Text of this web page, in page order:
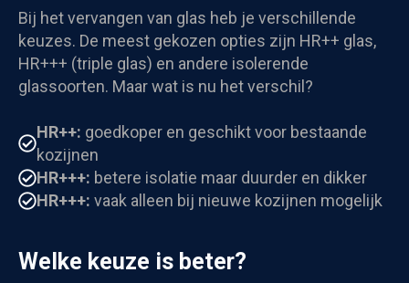
Bij het vervangen van glas heb je verschillende
keuzes. De meest gekozen opties zijn HR++ glas,
HR+++ (triple glas) en andere isolerende
glassoorten. Maar wat is nu het verschil?
HR++: goedkoper en geschikt voor bestaande
kozijnen
HR+++: betere isolatie maar duurder en dikker
HR+++: vaak alleen bij nieuwe kozijnen mogelijk
Welke keuze is beter?